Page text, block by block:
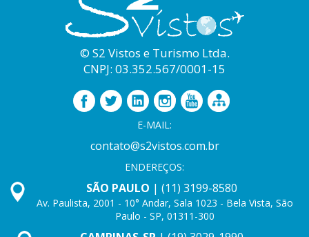
© S2 Vistos e Turismo Ltda.
CNPJ: 03.352.567/0001-15
E-MAIL:
contato@s2vistos.com.br
ENDEREÇOS:
SÃO PAULO | (11) 3199-8580
Av. Paulista, 2001 - 10° Andar, Sala 1023 - Bela Vista, São
Paulo - SP, 01311-300